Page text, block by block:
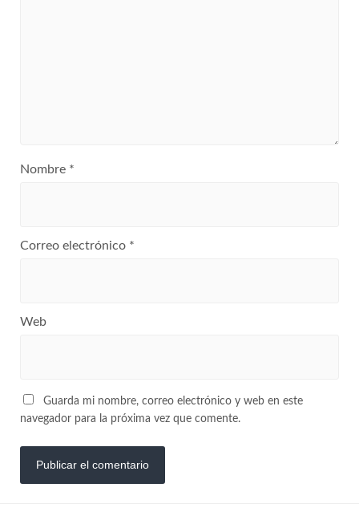
Nombre *
Correo electrónico *
Web
Guarda mi nombre, correo electrónico y web en este
navegador para la próxima vez que comente.